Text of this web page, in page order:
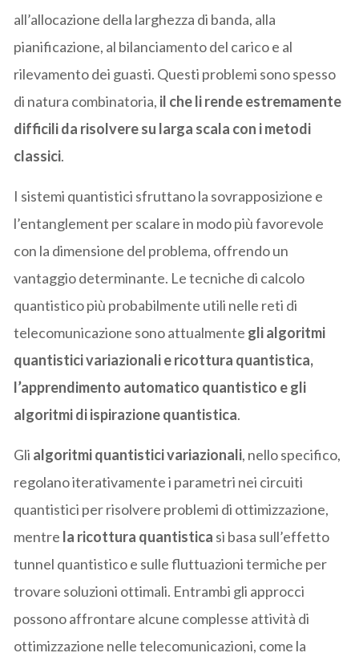
all’allocazione della larghezza di banda, alla
pianificazione, al bilanciamento del carico e al
rilevamento dei guasti. Questi problemi sono spesso
di natura combinatoria, il che li rende estremamente
difficili da risolvere su larga scala con i metodi
classici.
I sistemi quantistici sfruttano la sovrapposizione e
l’entanglement per scalare in modo più favorevole
con la dimensione del problema, offrendo un
vantaggio determinante. Le tecniche di calcolo
quantistico più probabilmente utili nelle reti di
telecomunicazione sono attualmente gli algoritmi
quantistici variazionali e ricottura quantistica,
l’apprendimento automatico quantistico e gli
algoritmi di ispirazione quantistica.
Gli algoritmi quantistici variazionali, nello specifico,
regolano iterativamente i parametri nei circuiti
quantistici per risolvere problemi di ottimizzazione,
mentre la ricottura quantistica si basa sull’effetto
tunnel quantistico e sulle fluttuazioni termiche per
trovare soluzioni ottimali. Entrambi gli approcci
possono affrontare alcune complesse attività di
ottimizzazione nelle telecomunicazioni, come la